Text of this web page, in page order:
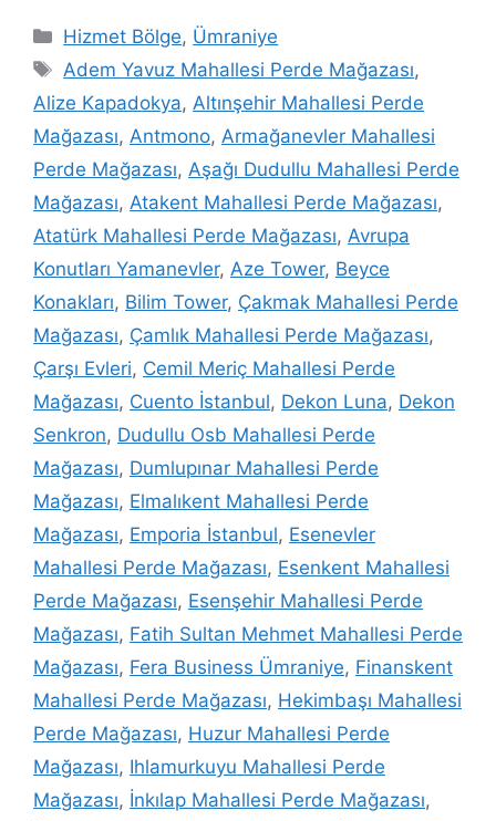
Hizmet Bölge, Ümraniye
Adem Yavuz Mahallesi Perde Mağazası,
Alize Kapadokya, Altınşehir Mahallesi Perde
Mağazası, Antmono, Armağanevler Mahallesi
Perde Mağazası, Aşağı Dudullu Mahallesi Perde
Mağazası, Atakent Mahallesi Perde Mağazası,
Atatürk Mahallesi Perde Mağazası, Avrupa
Konutları Yamanevler, Aze Tower, Beyce
Konakları, Bilim Tower, Çakmak Mahallesi Perde
Mağazası, Çamlık Mahallesi Perde Mağazası,
Çarşı Evleri, Cemil Meriç Mahallesi Perde
Mağazası, Cuento İstanbul, Dekon Luna, Dekon
Senkron, Dudullu Osb Mahallesi Perde
Mağazası, Dumlupınar Mahallesi Perde
Mağazası, Elmalıkent Mahallesi Perde
Mağazası, Emporia İstanbul, Esenevler
Mahallesi Perde Mağazası, Esenkent Mahallesi
Perde Mağazası, Esenşehir Mahallesi Perde
Mağazası, Fatih Sultan Mehmet Mahallesi Perde
Mağazası, Fera Business Ümraniye, Finanskent
Mahallesi Perde Mağazası, Hekimbaşı Mahallesi
Perde Mağazası, Huzur Mahallesi Perde
Mağazası, Ihlamurkuyu Mahallesi Perde
Mağazası, İnkılap Mahallesi Perde Mağazası,